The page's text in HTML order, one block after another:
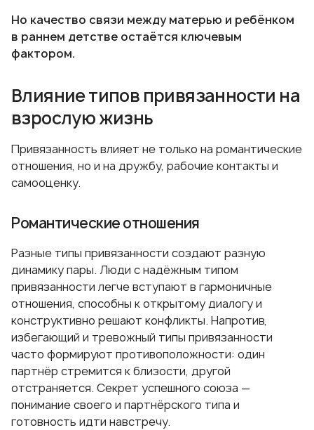
Но качество связи между матерью и ребёнком
в раннем детстве остаётся ключевым
фактором.
Влияние типов привязанности на
взрослую жизнь
Привязанность влияет не только на романтические
отношения, но и на дружбу, рабочие контакты и
самооценку.
Романтические отношения
Разные типы привязанности создают разную
динамику пары. Люди с надёжным типом
привязанности легче вступают в гармоничные
отношения, способны к открытому диалогу и
конструктивно решают конфликты. Напротив,
избегающий и тревожный типы привязанности
часто формируют противоположности: один
партнёр стремится к близости, другой
отстраняется. Секрет успешного союза —
понимание своего и партнёрского типа и
готовность идти навстречу.